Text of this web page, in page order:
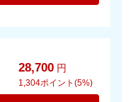
28,700 円
1,304ポイント(5%)